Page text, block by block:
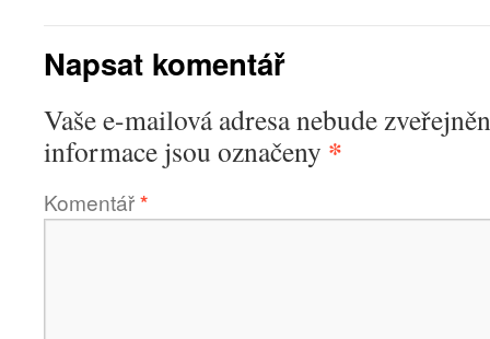
Napsat komentář
Vaše e-mailová adresa nebude
informace jsou označeny *
Komentář*